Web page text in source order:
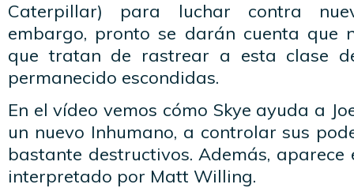
Caterpillar) para luchar contra
embargo, pronto se darán cuenta que
que tratan de rastrear a esta clase
permanecido escondidas.
En el vídeo vemos cómo Skye ayuda a
un nuevo Inhumano, a controlar sus
bastante destructivos. Además, aparece
interpretado por Matt Willing.